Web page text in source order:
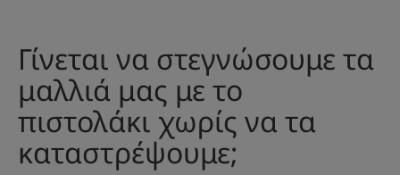
Γίνεται να στεγνώσουμε τα
μαλλιά μας με το
πιστολάκι χωρίς να τα
καταστρέψουμε;